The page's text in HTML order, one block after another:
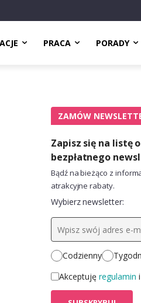
PRACA PORADY
ZAMÓW
Zapisz się na listę
bezpłatnego
Bądź na bieżąco z
atrakcyjne rabaty.
Wybierz newsletter:
Codzienny
Akceptuję regulamin i